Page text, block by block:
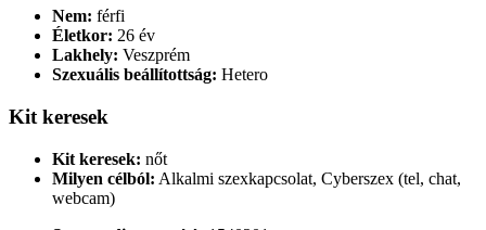
Nem: férfi
Életkor: 26 év
Lakhely: Veszprém
Szexuális beállítottság: Hetero
Kit keresek
Kit keresek: nőt
Milyen célból: Alkalmi szexkapcsolat, Cyberszex (tel, chat,
webcam)